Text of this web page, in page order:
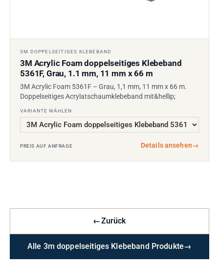
3M DOPPELSEITIGES KLEBEBAND
3M Acrylic Foam doppelseitiges Klebeband
5361F, Grau, 1.1 mm, 11 mm x 66 m
3M Acrylic Foam 5361F – Grau, 1,1 mm, 11 mm x 66 m.
Doppelseitiges Acrylatschaumklebeband mit&hellip;
VARIANTE WÄHLEN
PREIS AUF ANFRAGE Details ansehen→
←Zurück
Alle 3m doppelseitiges Klebeband Produkte→